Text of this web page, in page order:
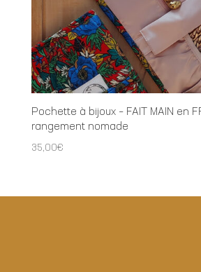
Pochette à bijoux – FAIT MAIN en
rangement nomade
35,00€